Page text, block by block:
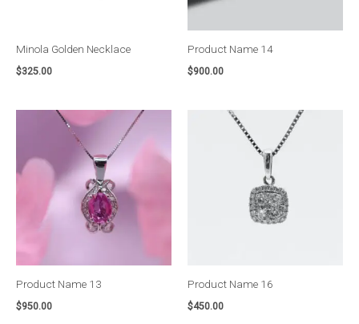
Minola Golden Necklace
$325.00
Product Name 14
$900.00
Product Name 13
$950.00
Product Name 16
$450.00